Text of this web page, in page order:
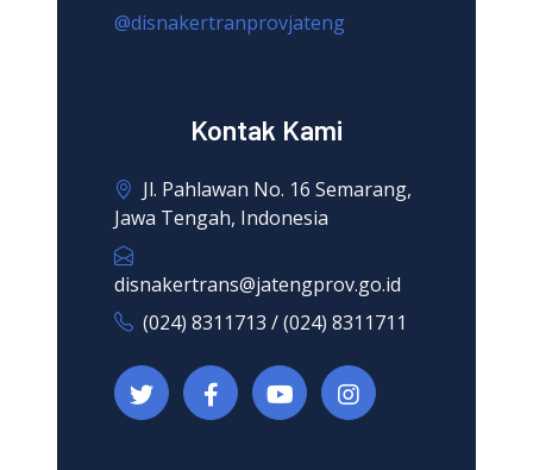
@disnakertranprovjateng
Kontak Kami
Jl. Pahlawan No. 16 Semarang,
Jawa Tengah, Indonesia
disnakertrans@jatengprov.go.id
(024) 8311713 / (024) 8311711